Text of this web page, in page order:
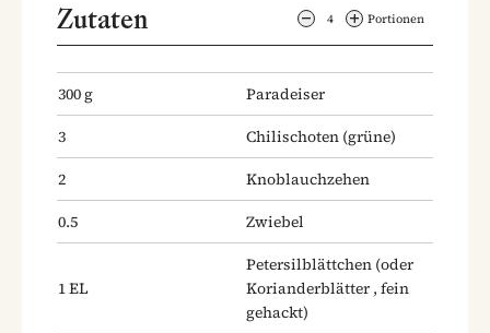
Zutaten 4 Portionen
300g
Paradeiser
3
Chilischoten (grüne)
2
Knoblauchzehen
0.5
Zwiebel
1EL
Petersilblättchen (oder
Korianderblätter , fein
gehackt)